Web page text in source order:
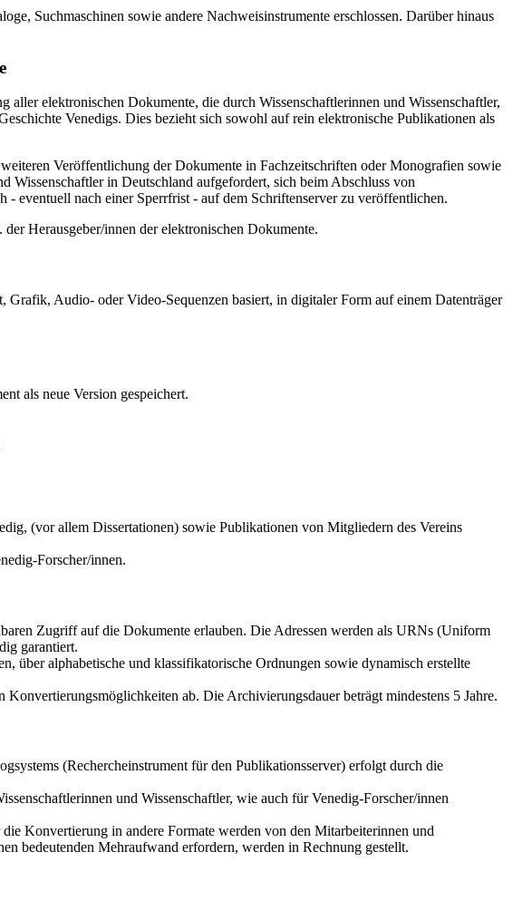
Suchmaschinen sowie andere Nachweisinstrumente erschlossen. Darüber hinaus
elektronischen Dokumente, die durch Wissenschaftlerinnen und Wissenschaftler,
Venedigs. Dies bezieht sich sowohl auf rein elektronische Publikationen als
Veröffentlichung der Dokumente in Fachzeitschriften oder Monografien sowie
Wissenschaftler in Deutschland aufgefordert, sich beim Abschluss von
- eventuell nach einer Sperrfrist - auf dem Schriftenserver zu veröffentlichen.
Herausgeber/innen der elektronischen Dokumente.
Audio- oder Video-Sequenzen basiert, in digitaler Form auf einem Datenträger
als neue Version gespeichert.
(vor allem Dissertationen) sowie Publikationen von Mitgliedern des Vereins
Forscher/innen.
Zugriff auf die Dokumente erlauben. Die Adressen werden als URNs (Uniform
garantiert.
über alphabetische und klassifikatorische Ordnungen sowie dynamisch erstellte
ab. Die Archivierungsdauer beträgt mindestens 5 Jahre.
(Rechercheinstrument für den Publikationsserver) erfolgt durch die
und Wissenschaftler, wie auch für Venedig-Forscher/innen
Konvertierung in andere Formate werden von den Mitarbeiterinnen und
bedeutenden Mehraufwand erfordern, werden in Rechnung gestellt.